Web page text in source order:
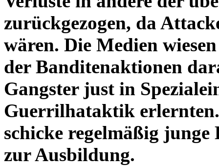
zurückgezogen, da
wären. Die Medien
der Banditenaktionen
Gangster just in
Guerrilhataktik erlernten.
schicke regelmäßig
zur Ausbildung.